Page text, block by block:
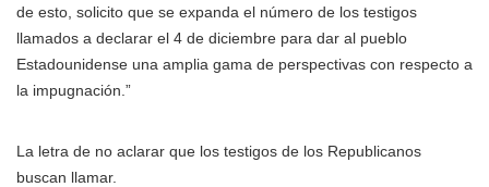
de esto, solicito que se expanda el número de los testigos
llamados a declarar el 4 de diciembre para dar al pueblo
Estadounidense una amplia gama de perspectivas con respecto a
la impugnación.”
La letra de no aclarar que los testigos de los Republicanos
buscan llamar.